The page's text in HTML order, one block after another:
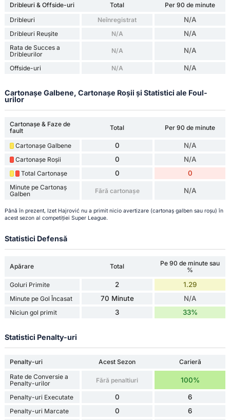
Dribleuri & Offside-uri Total
Per 90 de minute
Dribleuri
Neînregistrat N/A
Dribleuri Reușite N/A N/A
Rata de Succes a
Dribleurilor
N/A N/A
Offside-uri N/A N/A
Cartonașe Galbene, Cartonașe Roșii și Statistici ale Foul-
urilor
Cartonașe & Faze de
fault
Total Per 90 de minute
Cartonașe Galbene 0 N/A
Cartonașe Roșii 0 N/A
Total Cartonașe 0 0
Minute pe Cartonaș
Galben
Fără cartonașe N/A
Până în prezent, Izet Hajrović nu a primit nicio avertizare (cartonaș galben sau roșu) în
acest sezon al competiției Super League.
Statistici Defensă
Apărare Total
Pe 90 de minute sau
%
Goluri Primite
2 1.29
Minute pe Gol Încasat 70 Minute N/A
Niciun gol primit 3 33%
Statistici Penalty-uri
Penalty-uri Acest Sezon
Carieră
Rate de Conversie a
Penalty-urilor
Fără penaltiuri 100%
Penalty-uri Executate 0 6
Penalty-uri Marcate 0 6